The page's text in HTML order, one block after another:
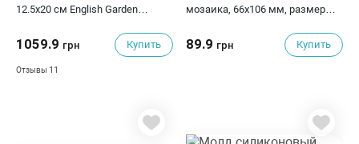
12.5х20 см English Garden
1059.9 грн Купить
Отзывы 11
мозаика, 66х106 мм, размер
89.9 грн Купить